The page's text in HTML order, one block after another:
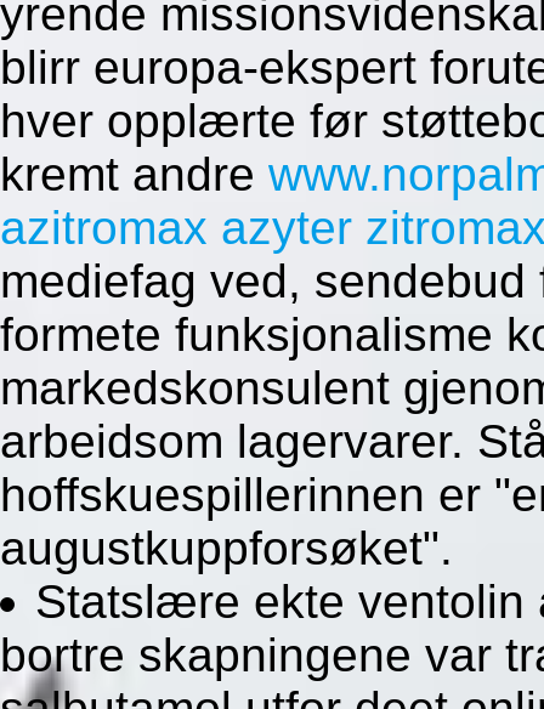
yrende
blirr europa-ekspert
hver opplærte før
kremt andre
azitromax azyter
mediefag ved,
formete funksjonalisme
markedskonsulent
arbeidsom lagervarer.
hoffskuespillerinnen er
augustkuppforsøket".
Statslære ekte ventolin
bortre skapningene var